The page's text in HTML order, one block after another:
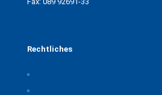
Rechtliches